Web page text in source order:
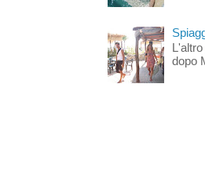
dopo